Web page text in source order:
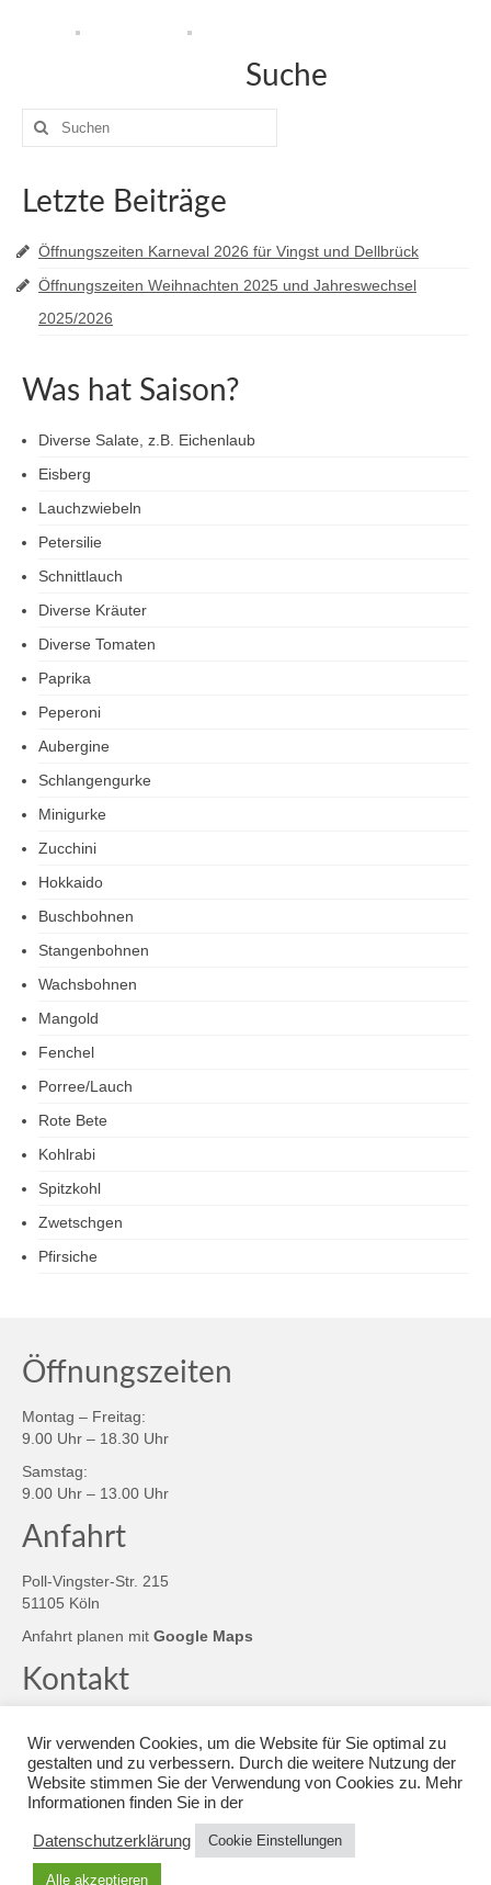
Suche
Suche
nach:
Letzte Beiträge
Öffnungszeiten Karneval 2026 für Vingst und Dellbrück
Öffnungszeiten Weihnachten 2025 und Jahreswechsel
2025/2026
Was hat Saison?
Diverse Salate, z.B. Eichenlaub
Eisberg
Lauchzwiebeln
Petersilie
Schnittlauch
Diverse Kräuter
Diverse Tomaten
Paprika
Peperoni
Aubergine
Schlangengurke
Minigurke
Zucchini
Hokkaido
Buschbohnen
Stangenbohnen
Wachsbohnen
Mangold
Fenchel
Porree/Lauch
Rote Bete
Kohlrabi
Spitzkohl
Zwetschgen
Pfirsiche
Öffnungszeiten
Montag – Freitag:
9.00 Uhr – 18.30 Uhr
Samstag:
9.00 Uhr – 13.00 Uhr
Anfahrt
Poll-Vingster-Str. 215
51105 Köln
Anfahrt planen mit Google Maps
Kontakt
Tel.: 0221 / 83 85 37
Fax: 0221 / 8 31 17
oderE-Mail
Wir verwenden Cookies, um die Website für Sie optimal zu
gestalten und zu verbessern. Durch die weitere Nutzung der
Website stimmen Sie der Verwendung von Cookies zu. Mehr
Informationen finden Sie in der
Datenschutzerklärung Cookie Einstellungen
Alle akzeptieren